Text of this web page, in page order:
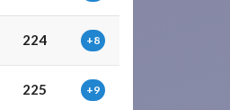
224 +8
225 +9